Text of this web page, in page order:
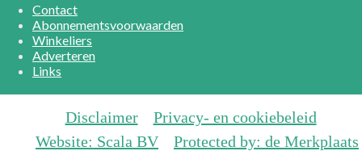
Contact
Abonnementsvoorwaarden
Winkeliers
Adverteren
Links
Disclaimer
Privacy- en cookiebeleid
Website: Scala BV
Protected by: de Merkplaats